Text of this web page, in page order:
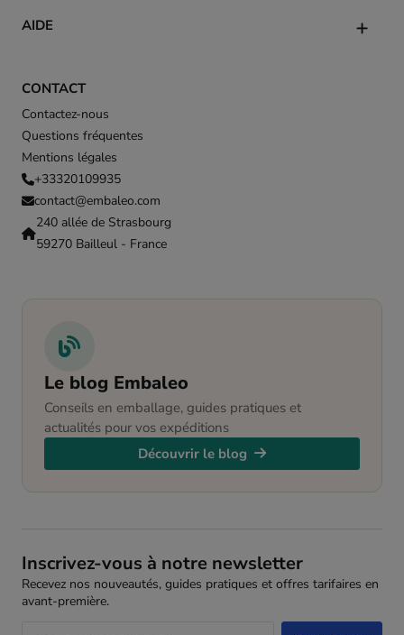
CONTACT
Contactez-nous
Questions fréquentes
Mentions légales
+33320109935
contact@embaleo.com
240 allée de Strasbourg
59270 Bailleul - France
AIDE
Le blog Embaleo
Conseils en emballage, guides pratiques et
actualités pour vos expéditions
Découvrir le blog
Inscrivez-vous à notre newsletter
Recevez nos nouveautés, guides pratiques et offres tarifaires en
avant-première.